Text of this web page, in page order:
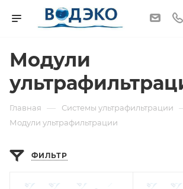
Модули
Главная — Системы ультрафильтрации
Модули ультрафильтрации
ФИЛЬТР